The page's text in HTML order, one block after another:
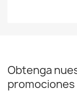
Obtenga
promociones